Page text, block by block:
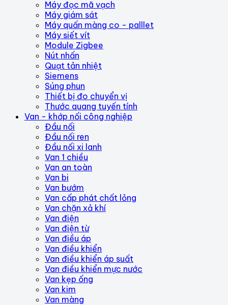
Máy đọc mã vạch
Máy giám sát
Máy quấn màng co - palllet
Máy siết vít
Module Zigbee
Nút nhấn
Quạt tản nhiệt
Siemens
Súng phun
Thiết bị đo chuyển vị
Thước quang tuyến tính
Van - khớp nối công nghiệp
Đầu nối
Đầu nối ren
Đầu nối xi lanh
Van 1 chiều
Van an toàn
Van bi
Van bướm
Van cấp phát chất lỏng
Van chặn xả khí
Van điện
Van điện từ
Van điều áp
Van điều khiển
Van điều khiển áp suất
Van điều khiển mực nước
Van kẹp ống
Van kim
Van màng